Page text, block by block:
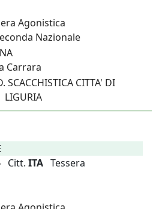
Agonistica
Nazionale
Carrara
SCACCHISTICA CITTA' DI
Citt. ITA Tessera